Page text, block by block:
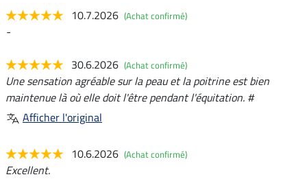
10.7.2026 (Achat confirmé)
-
30.6.2026 (Achat confirmé)
Une sensation agréable sur la peau et la poitrine est bien
maintenue là où elle doit l'être pendant l'équitation. #
Afficher l'original
10.6.2026 (Achat confirmé)
Excellent.